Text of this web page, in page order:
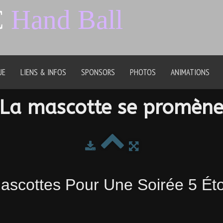
Hand Ball
LIENS & INFOS SPONSORS PHOTOS ANIMATIONS
La mascotte se promène
Pour Une Soirée 5